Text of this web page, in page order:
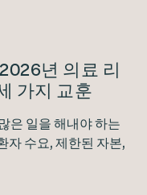
년 의료 리
가지 교훈
은 일을 해내야 하는
자 수요, 제한된 자본,